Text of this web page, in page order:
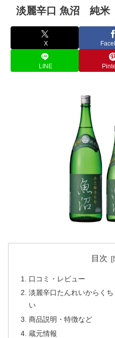
淡麗辛口 魚沼 純米
X
LINE
目次
口コミ・レビュー
淡麗辛口たんれいからく
い
商品説明・特徴など
蔵元情報